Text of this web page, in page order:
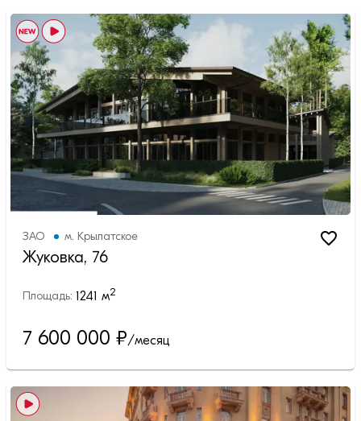
ЗАО м. Крылатское
Жуковка, 76
Площадь: 1241 м2
7 600 000 ₽/месяц